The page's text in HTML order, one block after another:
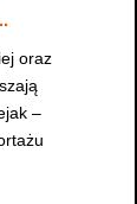
oraz
–